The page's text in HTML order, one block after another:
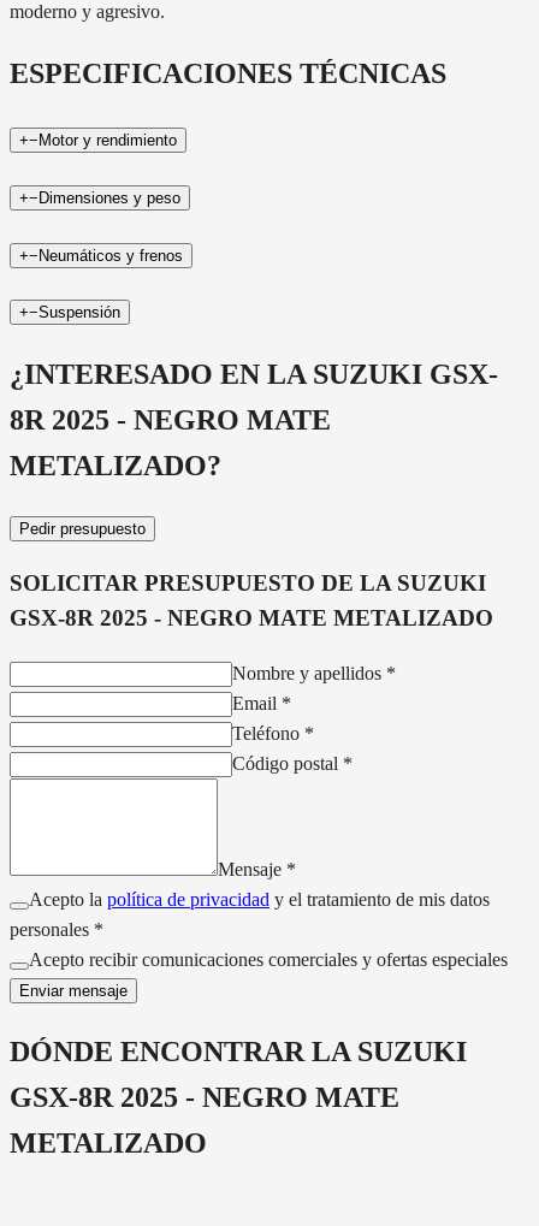
moderno y agresivo.
ESPECIFICACIONES TÉCNICAS
+− Motor y rendimiento
+− Dimensiones y peso
+−Neumáticos y frenos
+−Suspensión
¿INTERESADO EN LASUZUKI GSX-
8R 2025 - NEGRO MATE
METALIZADO?
Pedir presupuesto
SOLICITAR PRESUPUESTO DE LA SUZUKI
GSX-8R 2025 - NEGRO MATE METALIZADO
Nombre y apellidos *
Email *
Teléfono *
Código postal *
Mensaje *
Acepto la política de privacidad y el tratamiento de mis datos
personales *
Acepto recibir comunicaciones comerciales y ofertas especiales
Enviar mensaje
DÓNDE ENCONTRAR LA SUZUKI
GSX-8R 2025 - NEGRO MATE
METALIZADO